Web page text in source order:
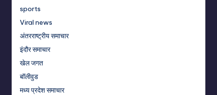
sports
Viral news
अंतरराष्ट्रीय समाचार
इंदौर समाचार
खेल जगत
बॉलीवुड
मध्य प्रदेश समाचार